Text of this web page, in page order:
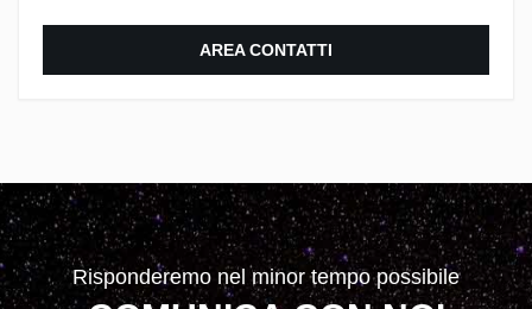
AREA CONTATTI
Risponderemo nel minor tempo possibile